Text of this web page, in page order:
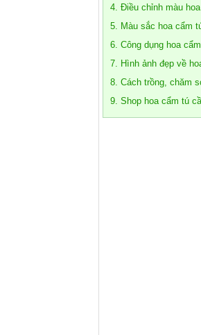
4. Điều chỉnh màu
5. Màu sắc hoa cẩm
6. Công dụng hoa
7. Hình ảnh đẹp về
8. Cách trồng, chăm
9. Shop hoa cẩm tú